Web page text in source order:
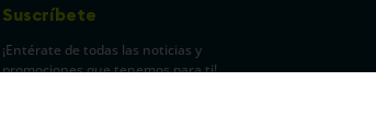
Suscríbete
¡Entérate de todas las noticias y
promociones que tenemos para ti!